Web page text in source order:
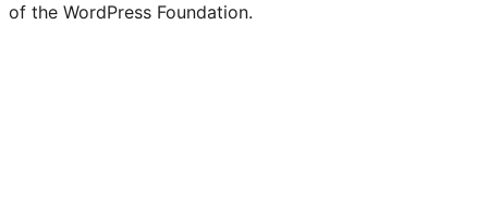
of the WordPress Foundation.